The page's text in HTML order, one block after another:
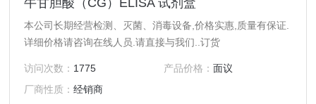
牛甘胆酸（CG）ELISA 试剂盒
本公司长期经营检测、灭菌、消毒设备,价格实惠,质量有保证.
详细价格请咨询在线人员.请直接与我们..订货
访问次数： 1775 产品价格： 面议
厂商性质：经销商